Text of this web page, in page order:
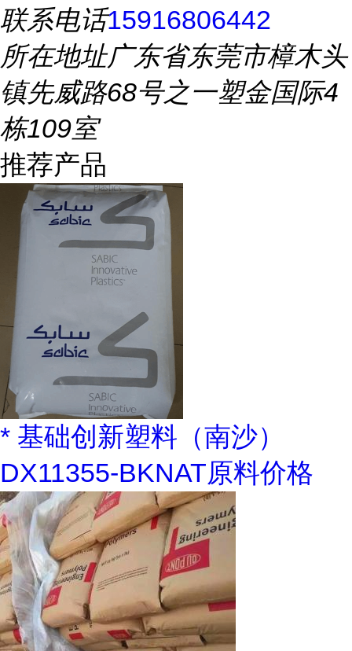
联系电话15916806442
所在地址广东省东莞市樟木头
镇先威路68号之一塑金国际4
栋109室
推荐产品
* 基础创新塑料（南沙）
DX11355-BKNAT原料价格